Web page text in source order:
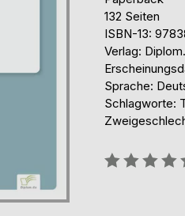
132 Seiten
ISBN-13:
Verlag:
Sprache:
Schlagworte:
Bewertung::